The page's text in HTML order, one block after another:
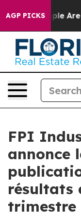
AGP PICKS
“People Are
FPI
annonce
résultats
trimestre